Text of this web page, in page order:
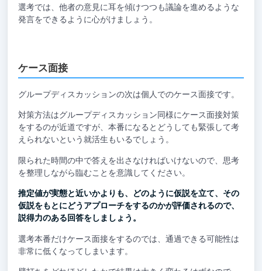
選考では、他者の意見に耳を傾けつつも議論を進めるような
発言をできるように心がけましょう。
ケース面接
グループディスカッションの次は個人でのケース面接です。
対策方法はグループディスカッション同様にケース面接対策
をするのが近道ですが、本番になるとどうしても緊張して考
えられないという就活生もいるでしょう。
限られた時間の中で答えを出さなければいけないので、思考
を整理しながら臨むことを意識してください。
推定値が実態と近いかよりも、どのように仮説を立て、その
仮説をもとにどうアプローチをするのかが評価されるので、
説得力のある回答をしましょう。
選考本番だけケース面接をするのでは、通過できる可能性は
非常に低くなってしまいます。